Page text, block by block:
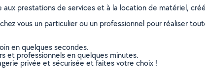
aux prestations de services et à la location de matériel,
vous un particulier ou un professionnel pour réaliser
en quelques secondes.
et professionnels en quelques minutes.
privée et sécurisée et faites votre choix !